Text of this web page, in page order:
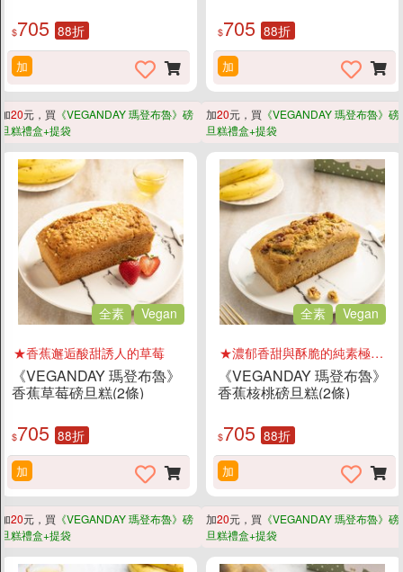
$705 88折
加
加20元，買 《VEGANDAY 瑪登布魯》磅
旦糕禮盒+提袋
$705 88折
加
加20元，買 《VEGANDAY 瑪登布魯》磅
旦糕禮盒+提袋
全素 Vegan
★香蕉邂逅酸甜誘人的草莓
《VEGANDAY 瑪登布魯》
香蕉草莓磅旦糕(2條)
$705 88折
加
加20元，買 《VEGANDAY 瑪登布魯》磅
旦糕禮盒+提袋
全素 Vegan
★濃郁香甜與酥脆的純素極致搭配
《VEGANDAY 瑪登布魯》
香蕉核桃磅旦糕(2條)
$705 88折
加
加20元，買 《VEGANDAY 瑪登布魯》磅
旦糕禮盒+提袋